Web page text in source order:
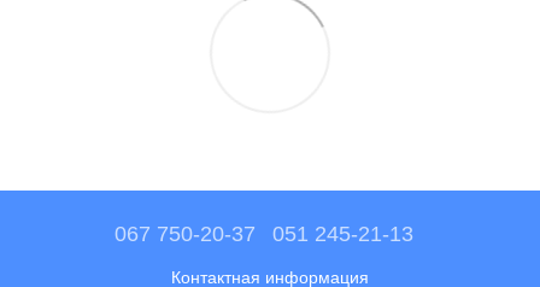
067 750-20-37 051 245-21-13
Контактная информация